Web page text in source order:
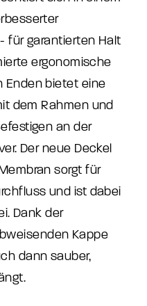
für garantierten Halt
ergonomische
Enden bietet eine
dem Rahmen und
an der
Der neue Deckel
sorgt für
und ist dabei
Dank der
Kappe
dann sauber,